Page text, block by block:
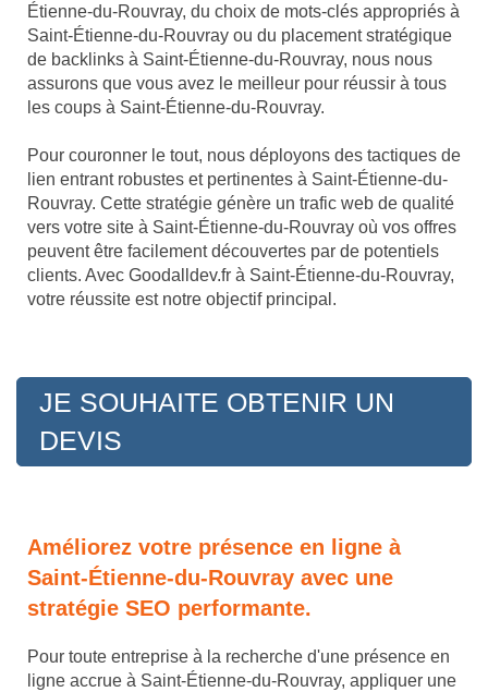
Étienne-du-Rouvray, du choix de mots-clés appropriés à
Saint-Étienne-du-Rouvray ou du placement stratégique
de backlinks à Saint-Étienne-du-Rouvray, nous nous
assurons que vous avez le meilleur pour réussir à tous
les coups à Saint-Étienne-du-Rouvray.
Pour couronner le tout, nous déployons des tactiques de
lien entrant robustes et pertinentes à Saint-Étienne-du-
Rouvray. Cette stratégie génère un trafic web de qualité
vers votre site à Saint-Étienne-du-Rouvray où vos offres
peuvent être facilement découvertes par de potentiels
clients. Avec Goodalldev.fr à Saint-Étienne-du-Rouvray,
votre réussite est notre objectif principal.
JE SOUHAITE OBTENIR UN
DEVIS
Améliorez votre présence en ligne à
Saint-Étienne-du-Rouvray avec une
stratégie SEO performante.
Pour toute entreprise à la recherche d'une présence en
ligne accrue à Saint-Étienne-du-Rouvray, appliquer une